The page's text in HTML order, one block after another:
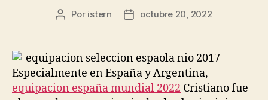
Autor
entrada
Por istern
Fecha
entrada
octubre 20, 2022
Especialmente en España y Argentina,
equipacion españa mundial 2022 Cristiano fue